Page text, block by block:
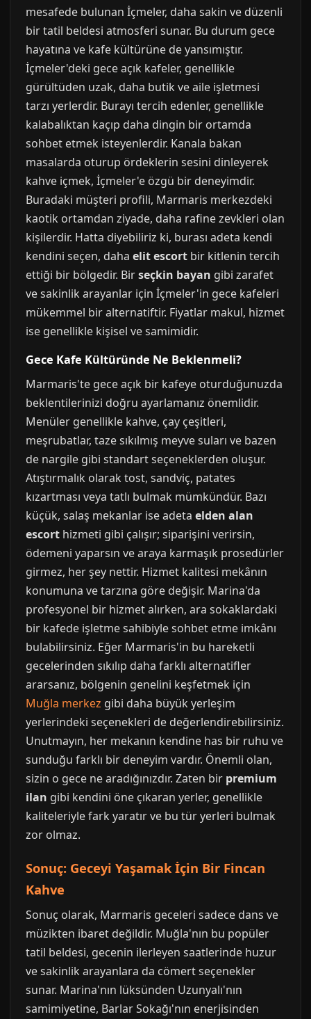
mesafede bulunan İçmeler, daha sakin ve düzenli
bir tatil beldesi atmosferi sunar. Bu durum gece
hayatına ve kafe kültürüne de yansımıştır.
İçmeler'deki gece açık kafeler, genellikle
gürültüden uzak, daha butik ve aile işletmesi
tarzı yerlerdir. Burayı tercih edenler, genellikle
kalabalıktan kaçıp daha dingin bir ortamda
sohbet etmek isteyenlerdir. Kanala bakan
masalarda oturup ördeklerin sesini dinleyerek
kahve içmek, İçmeler'e özgü bir deneyimdir.
Buradaki müşteri profili, Marmaris merkezdeki
kaotik ortamdan ziyade, daha rafine zevkleri olan
kişilerdir. Hatta diyebiliriz ki, burası adeta kendi
kendini seçen, daha elit escort bir kitlenin tercih
ettiği bir bölgedir. Birseçkin bayan gibi zarafet
ve sakinlik arayanlar için İçmeler'in gece kafeleri
mükemmel bir alternatiftir. Fiyatlar makul, hizmet
ise genellikle kişisel ve samimidir.
Gece Kafe Kültüründe Ne Beklenmeli?
Marmaris'te gece açık bir kafeye oturduğunuzda
beklentilerinizi doğru ayarlamanız önemlidir.
Menüler genellikle kahve, çay çeşitleri,
meşrubatlar, taze sıkılmış meyve suları ve bazen
de nargile gibi standart seçeneklerden oluşur.
Atıştırmalık olarak tost, sandviç, patates
kızartması veya tatlı bulmak mümkündür. Bazı
küçük, salaş mekanlar ise adeta elden alan
escort hizmeti gibi çalışır; siparişini verirsin,
ödemeni yaparsın ve araya karmaşık prosedürler
girmez, her şey nettir. Hizmet kalitesi mekânın
konumuna ve tarzına göre değişir. Marina'da
profesyonel bir hizmet alırken, ara sokaklardaki
bir kafede işletme sahibiyle sohbet etme imkânı
bulabilirsiniz. Eğer Marmaris'in bu hareketli
gecelerinden sıkılıp daha farklı alternatifler
ararsanız, bölgenin genelini keşfetmek için
Muğla merkez gibi daha büyük yerleşim
yerlerindeki seçenekleri de değerlendirebilirsiniz.
Unutmayın, her mekanın kendine has bir ruhu ve
sunduğu farklı bir deneyim vardır. Önemli olan,
sizin o gece ne aradığınızdır. Zaten bir premium
ilan gibi kendini öne çıkaran yerler, genellikle
kaliteleriyle fark yaratır ve bu tür yerleri bulmak
zor olmaz.
Sonuç: Geceyi Yaşamak İçin Bir Fincan
Kahve
Sonuç olarak, Marmaris geceleri sadece dans ve
müzikten ibaret değildir. Muğla'nın bu popüler
tatil beldesi, gecenin ilerleyen saatlerinde huzur
ve sakinlik arayanlara da cömert seçenekler
sunar. Marina'nın lüksünden Uzunyalı'nın
samimiyetine, Barlar Sokağı'nın enerjisinden